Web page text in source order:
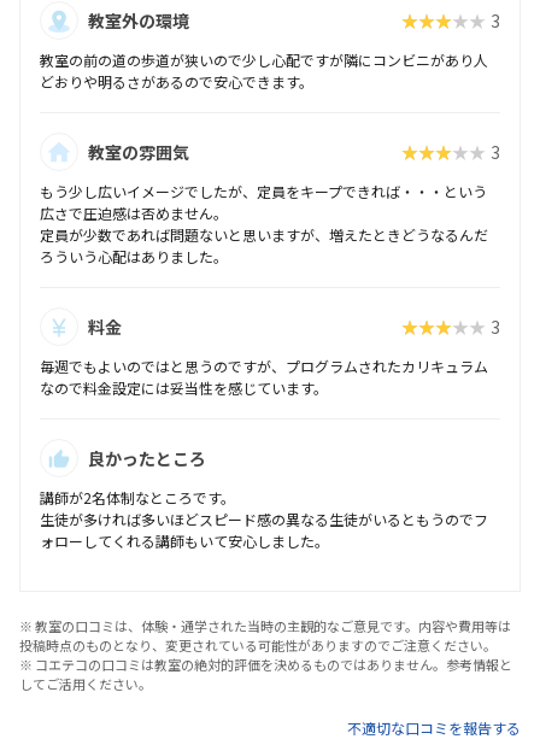
教室外の環境 ★★★★★ 3
教室の前の道の歩道が狭いので少し心配ですが隣にコンビニがあり人
どおりや明るさがあるので安心できます。
教室の雰囲気 ★★★★★ 3
もう少し広いイメージでしたが、定員をキープできれば・・・という
広さで圧迫感は否めません。
定員が少数であれば問題ないと思いますが、増えたときどうなるんだ
ろういう心配はありました。
料金 ★★★★★ 3
毎週でもよいのではと思うのですが、プログラムされたカリキュラム
なので料金設定には妥当性を感じています。
良かったところ
講師が2名体制なところです。
生徒が多ければ多いほどスピード感の異なる生徒がいるともうのでフ
ォローしてくれる講師もいて安心しました。
※ 教室の口コミは、体験・通学された当時の主観的なご意見です。内容や費用等は
投稿時点のものとなり、変更されている可能性がありますのでご注意ください。
※ コエテコの口コミは教室の絶対的評価を決めるものではありません。参考情報と
してご活用ください。
不適切な口コミを報告する